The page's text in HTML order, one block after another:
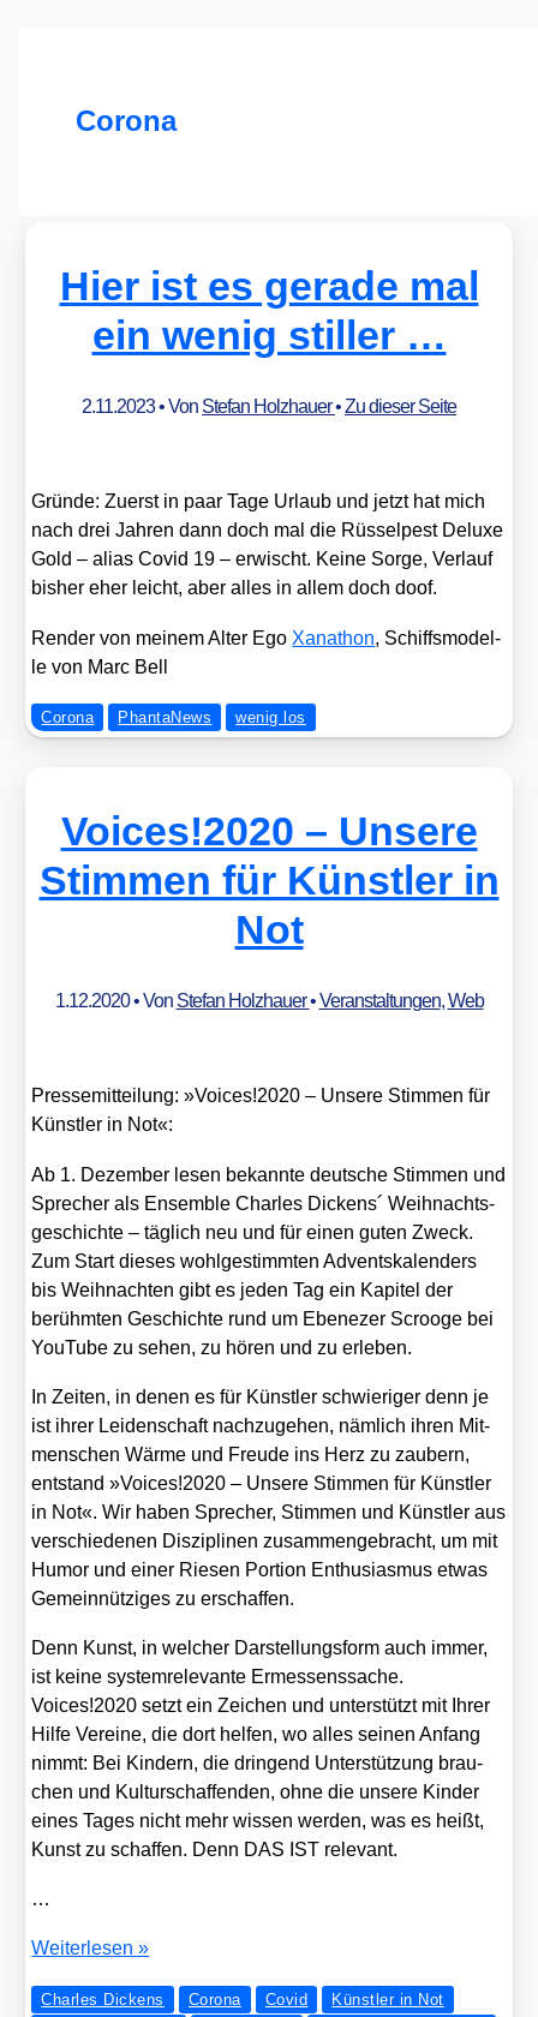
Corona
Hier ist es gerade mal
ein wenig stiller …
2.11.2023• Von Stefan Holzhauer•Zu dieser Seite
Grün­de: Zuerst in paar Tage Urlaub und jetzt hat mich
nach drei Jah­ren dann doch mal die Rüs­sel­pest Delu­xe
Gold – ali­as Covid 19 – erwischt. Kei­ne Sor­ge, Ver­lauf
bis­her eher leicht, aber alles in allem doch doof.
Ren­der von mei­nem Alter Ego Xan­athon, Schiffs­mo­del­
le von Marc Bell
Corona PhantaNews wenig los
Voices!2020 – Unsere
Stimmen für Künstler in
Not
1.12.2020• Von Stefan Holzhauer•Veranstaltungen,Web
Pres­se­mit­tei­lung: »Voices!2020 – Unse­re Stim­men für
Künst­ler in Not«:
Ab 1. Dezem­ber lesen bekann­te deut­sche Stim­men und
Spre­cher als Ensem­ble Charles Dickens´ Weih­nachts­
ge­schich­te – täg­lich neu und für einen guten Zweck.
Zum Start die­ses wohl­ge­stimm­ten Advents­ka­len­ders
bis Weih­nach­ten gibt es jeden Tag ein Kapi­tel der
berühm­ten Geschich­te rund um Ebe­ne­zer Scr­oo­ge bei
You­Tube zu sehen, zu hören und zu erle­ben.
In Zei­ten, in denen es für Künst­ler schwie­ri­ger denn je
ist ihrer Lei­den­schaft nach­zu­ge­hen, näm­lich ihren Mit­
men­schen Wär­me und Freu­de ins Herz zu zau­bern,
ent­stand »Voices!2020 – Unse­re Stim­men für Künst­ler
in Not«. Wir haben Spre­cher, Stim­men und Künst­ler aus
ver­schie­de­nen Dis­zi­pli­nen zusam­men­ge­bracht, um mit
Humor und einer Rie­sen Por­ti­on Enthu­si­as­mus etwas
Gemein­nüt­zi­ges zu erschaf­fen.
Denn Kunst, in wel­cher Dar­stel­lungs­form auch immer,
ist kei­ne sys­tem­re­le­van­te Ermes­sens­sa­che.
Voices!2020 setzt ein Zei­chen und unter­stützt mit Ihrer
Hil­fe Ver­ei­ne, die dort hel­fen, wo alles sei­nen Anfang
nimmt: Bei Kin­dern, die drin­gend Unter­stüt­zung brau­
chen und Kul­tur­schaf­fen­den, ohne die unse­re Kin­der
eines Tages nicht mehr wis­sen wer­den, was es heißt,
Kunst zu schaf­fen. Denn DAS IST rele­vant.
…
Voices!2020
Unse­
Wei­ter­le­sen »
Charles Dickens Corona Covid
Künstler in Not